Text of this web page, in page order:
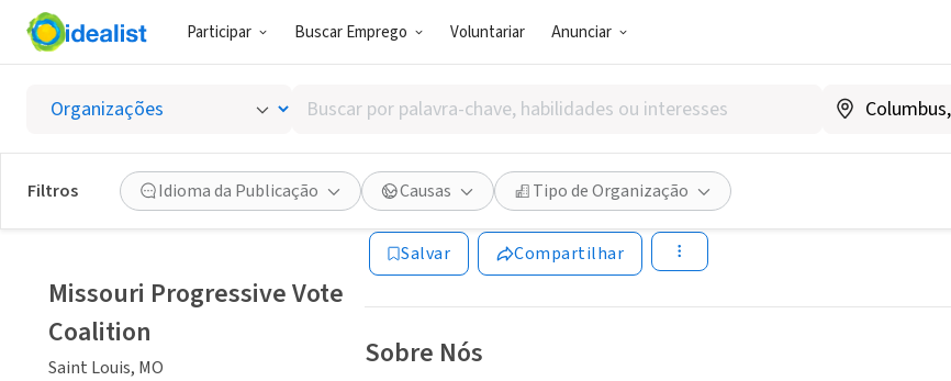
Participar Buscar Emprego Voluntariar Anunciar
Buscar
por
palavra-
chave,
habilidades
ou
interesses
Filtros Idioma da Publicação Causas Tipo de Organização
Missouri Progressive Vote Coalition
Saint Louis, MO www.missouriprovote.org
Salvar Compartilhar
Sobre Nós
Missouri Progressive Vote
Coalition
Saint Louis, MO